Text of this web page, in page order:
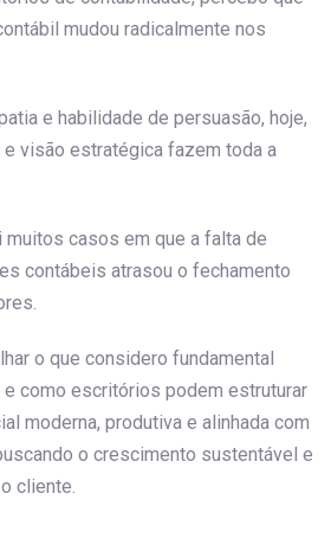
mudou radicalmente nos
e habilidade de persuasão, hoje,
visão estratégica fazem toda a
muitos casos em que a falta de
contábeis atrasou o fechamento
o que considero fundamental
como escritórios podem estruturar
moderna, produtiva e alinhada com
o crescimento sustentável e
cliente.